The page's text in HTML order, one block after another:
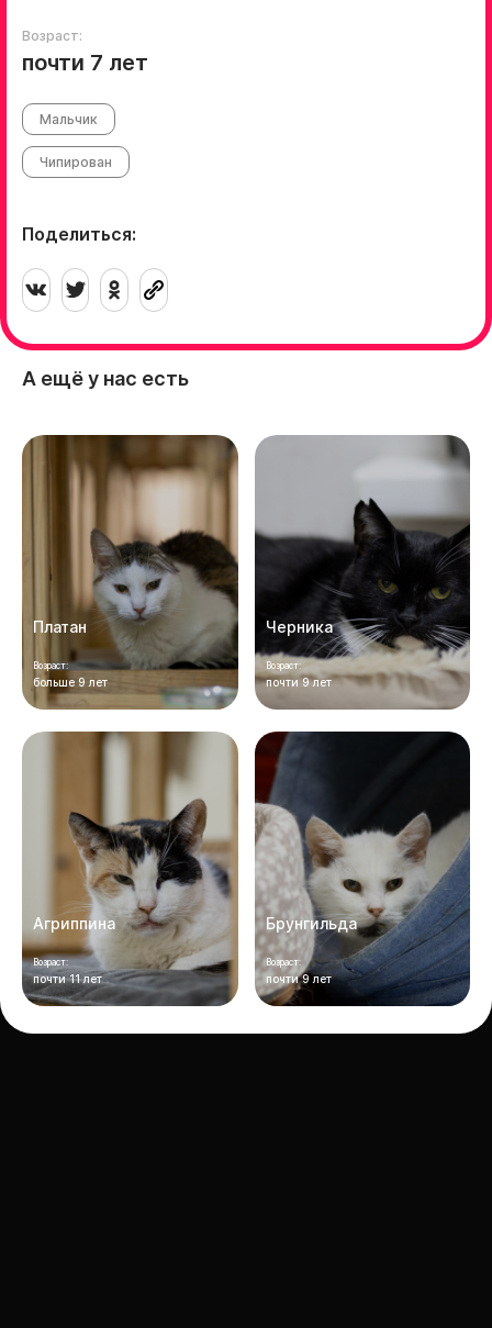
Возраст:
почти 7 лет
Мальчик
Чипирован
Поделиться:
А ещё у нас есть
Платан
Возраст:
больше 9 лет
Черника
Возраст:
почти 9 лет
Агриппина
Возраст:
почти 11 лет
Брунгильда
Возраст:
почти 9 лет